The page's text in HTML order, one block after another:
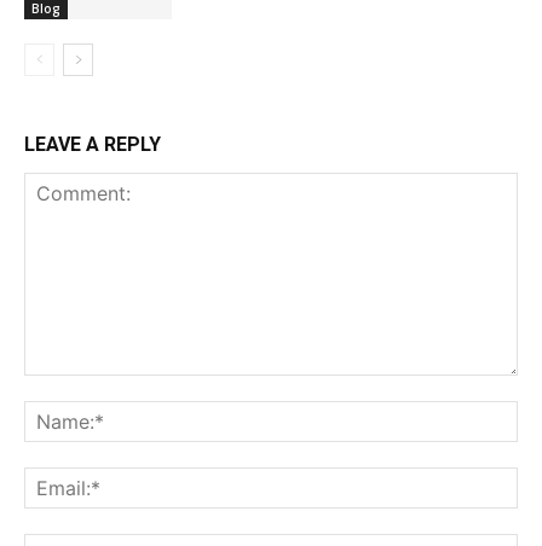
Blog
LEAVE A REPLY